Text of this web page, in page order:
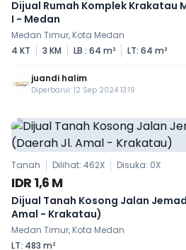
Dijual Rumah Komplek Krakatau
I - Medan
Medan Timur, Kota Medan
4 KT
3 KM LB : 64 m² LT: 64 m²
juandi halim
Diperbarui: 12 Sep 2024 13:19
Tanah Dilihat: 462X Disuka: 0X
IDR 1,6 M
Dijual Tanah Kosong Jalan
Amal - Krakatau)
Medan Timur, Kota Medan
LT: 483 m²